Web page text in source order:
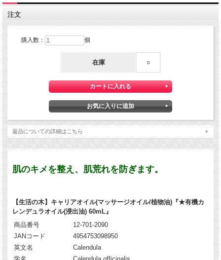
注文
購入数： 個
在庫 ○
返品についての詳細はこちら
肌のキメを整え、肌荒れを防ぎます。
【生活の木】キャリアオイル(マッサージオイル/植物油)『★有機カ
レンデュラオイル(浸出油) 60mL』
商品番号
12-701-2090
JANコード
4954753098950
英文名
Calendula